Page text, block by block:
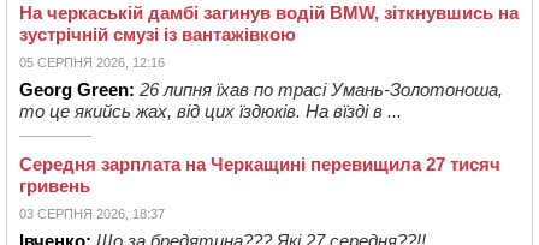
На черкаській дамбі загинув водій BMW, зіткнувшись на
зустрічній смузі із вантажівкою
05 СЕРПНЯ 2026, 12:16
Georg Green: 26 липня їхав по трасі Умань-Золотоноша,
то це якийсь жах, від цих їздюків. На вїзді в ...
Середня зарплата на Черкащині перевищила 27 тисяч
гривень
03 СЕРПНЯ 2026, 18:37
Івченко: Що за бредятина??? Які 27 середня??!!